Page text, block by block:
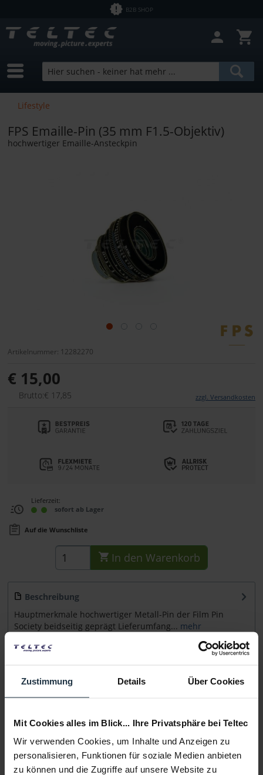
Zustimmung Details Über Cookies
Mit Cookies alles im Blick... Ihre Privatsphäre bei Teltec
Wir verwenden Cookies, um Inhalte und Anzeigen zu
personalisieren, Funktionen für soziale Medien anbieten
zu können und die Zugriffe auf unsere Website zu
B2B SHOP
Lifestyle
FPS Emaille-Pin (35 mm F1.5-Objektiv)
hochwertiger Emaille-Ansteckpin
Artikelnummer: 12282270
€ 15,00
Brutto:€ 17,85 zzgl. Versandkosten
Lieferzeit:
sofort ab Lager
Auf die Wunschliste
In den Warenkorb
Beschreibung
Hauptmerkmale hochwertiger Metall-Pin der Film Pin
Society beidseitig geprägt Lieferumfang... mehr
Infos zu Hersteller & Produktsicherheit
Folgende Infos zum Hersteller sind verfübar......mehr